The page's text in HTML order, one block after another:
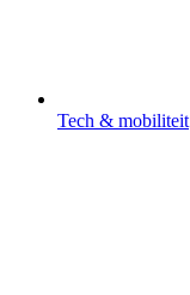
Tech & mobiliteit